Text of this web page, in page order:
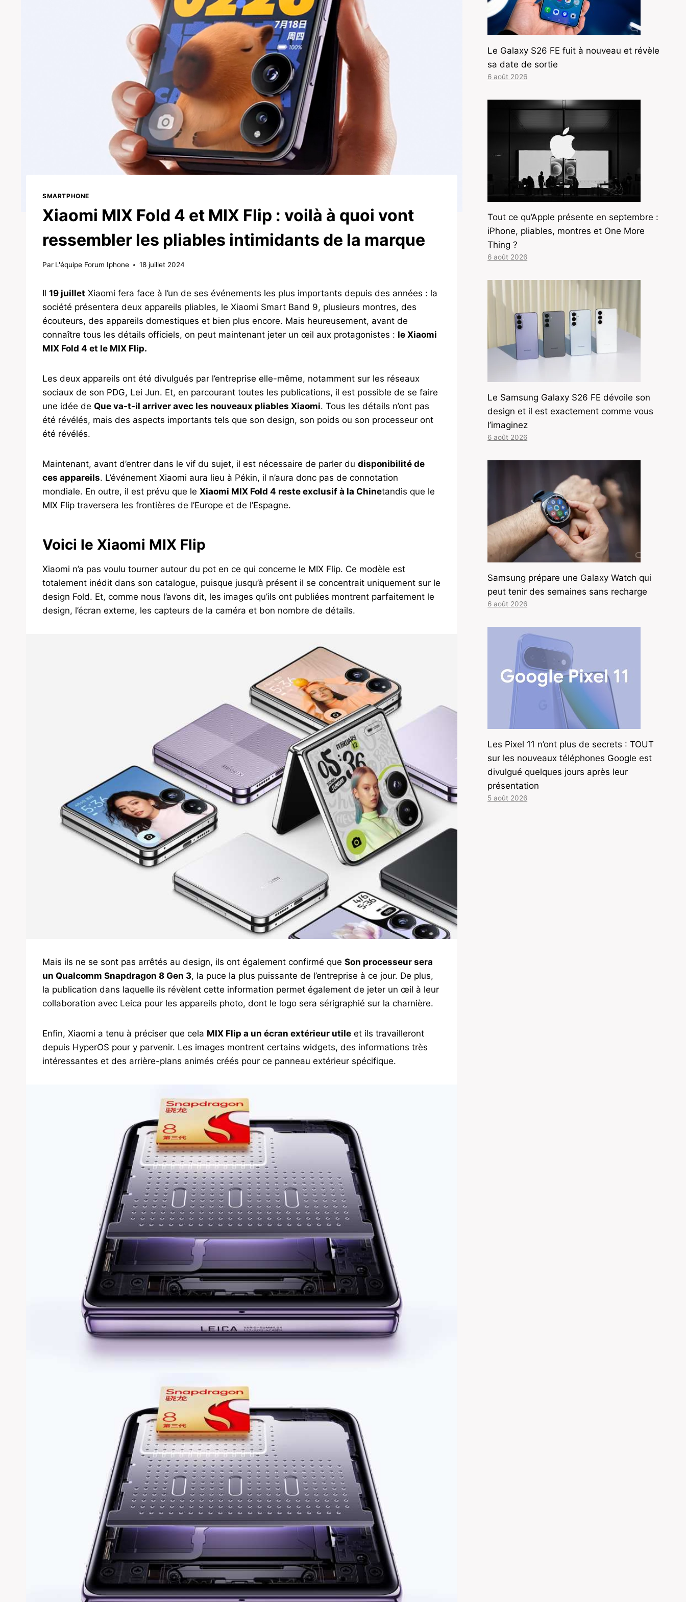
SMARTPHONE
Xiaomi MIX Fold 4 et MIX Flip : voilà à quoi vont
ressembler les pliables intimidants de la marque
Par L'équipe Forum Iphone 18 juillet 2024
Il 19 juillet Xiaomi fera face à l’un de ses événements les plus importants depuis des années : la
société présentera deux appareils pliables, le Xiaomi Smart Band 9, plusieurs montres, des
écouteurs, des appareils domestiques et bien plus encore. Mais heureusement, avant de
connaître tous les détails officiels, on peut maintenant jeter un œil aux protagonistes : le Xiaomi
MIX Fold 4 et le MIX Flip.
Les deux appareils ont été divulgués par l’entreprise elle-même, notamment sur les réseaux
sociaux de son PDG, Lei Jun. Et, en parcourant toutes les publications, il est possible de se faire
une idée de Que va-t-il arriver avec les nouveaux pliables Xiaomi. Tous les détails n’ont pas
été révélés, mais des aspects importants tels que son design, son poids ou son processeur ont
été révélés.
Maintenant, avant d’entrer dans le vif du sujet, il est nécessaire de parler du disponibilité de
ces appareils. L’événement Xiaomi aura lieu à Pékin, il n’aura donc pas de connotation
mondiale. En outre, il est prévu que le Xiaomi MIX Fold 4 reste exclusif à la Chinetandis que le
MIX Flip traversera les frontières de l’Europe et de l’Espagne.
Voici le Xiaomi MIX Flip
Xiaomi n’a pas voulu tourner autour du pot en ce qui concerne le MIX Flip. Ce modèle est
totalement inédit dans son catalogue, puisque jusqu’à présent il se concentrait uniquement sur le
design Fold. Et, comme nous l’avons dit, les images qu’ils ont publiées montrent parfaitement le
design, l’écran externe, les capteurs de la caméra et bon nombre de détails.
Mais ils ne se sont pas arrêtés au design, ils ont également confirmé que Son processeur sera
un Qualcomm Snapdragon 8 Gen 3, la puce la plus puissante de l’entreprise à ce jour. De plus,
la publication dans laquelle ils révèlent cette information permet également de jeter un œil à leur
collaboration avec Leica pour les appareils photo, dont le logo sera sérigraphié sur la charnière.
Enfin, Xiaomi a tenu à préciser que cela MIX Flip a un écran extérieur utile et ils travailleront
depuis HyperOS pour y parvenir. Les images montrent certains widgets, des informations très
intéressantes et des arrière-plans animés créés pour ce panneau extérieur spécifique.
Le Galaxy S26 FE fuit à nouveau et révèle
sa date de sortie
6 août 2026
Tout ce qu’Apple présente en septembre :
iPhone, pliables, montres et One More
Thing ?
6 août 2026
Le Samsung Galaxy S26 FE dévoile son
design et il est exactement comme vous
l’imaginez
6 août 2026
Samsung prépare une Galaxy Watch qui
peut tenir des semaines sans recharge
6 août 2026
Les Pixel 11 n’ont plus de secrets : TOUT
sur les nouveaux téléphones Google est
divulgué quelques jours après leur
présentation
5 août 2026